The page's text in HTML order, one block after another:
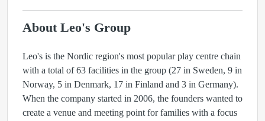
About Leo's Group
Leo's is the Nordic region's most popular play centre chain
with a total of 63 facilities in the group (27 in Sweden, 9 in
Norway, 5 in Denmark, 17 in Finland and 3 in Germany).
When the company started in 2006, the founders wanted to
create a venue and meeting point for families with a focus